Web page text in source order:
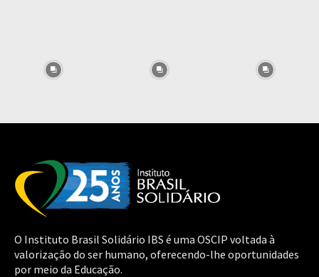
O Instituto Brasil Solidário IBS é uma OSCIP voltada à
valorização do ser humano, oferecendo-lhe oportunidades
por meio da Educação.